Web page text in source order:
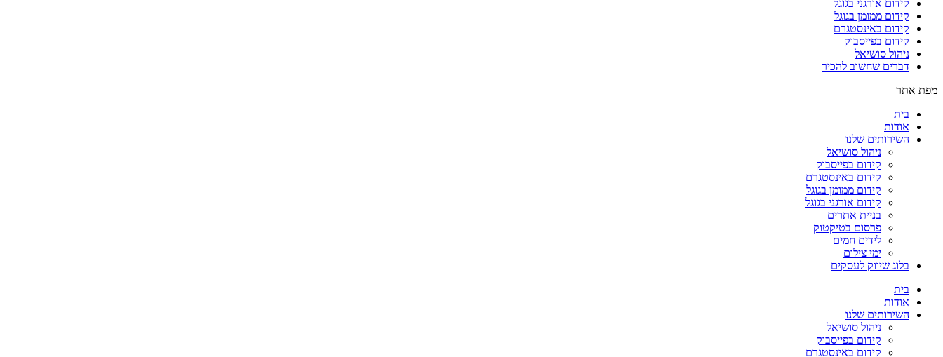
קידום אורגני בגוגל
קידום ממומן בגוגל
קידום באינסטגרם
קידום בפייסבוק
ניהול סושיאל
דברים שחשוב להכיר
מפת אתר
בית
אודות
השירותים שלנו
ניהול סושיאל
קידום בפייסבוק
קידום באינסטגרם
קידום ממומן בגוגל
קידום אורגני בגוגל
בניית אתרים
פרסום בטיקטוק
לידים חמים
ימי צילום
בלוג שיווק לעסקים
בית
אודות
השירותים שלנו
ניהול סושיאל
קידום בפייסבוק
קידום באינסטגרם